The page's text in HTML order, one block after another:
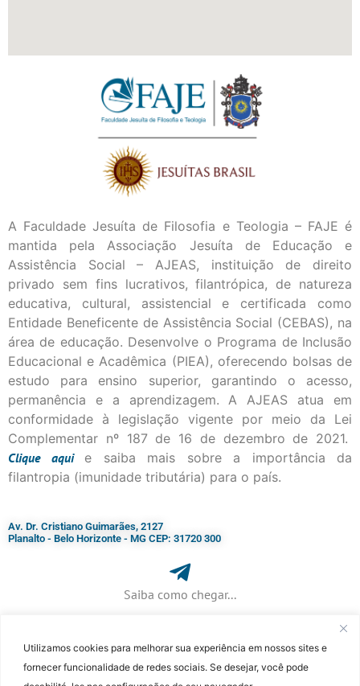
Utilizamos cookies para melhorar sua experiência em nossos sites e
fornecer funcionalidade de redes sociais. Se desejar, você pode
A Faculdade Jesuíta de Filosofia e Teologia – FAJE é
mantida pela Associação Jesuíta de Educação e
Assistência Social – AJEAS, instituição de direito
privado sem fins lucrativos, filantrópica, de natureza
educativa, cultural, assistencial e certificada como
Entidade Beneficente de Assistência Social (CEBAS), na
área de educação. Desenvolve o Programa de Inclusão
Educacional e Acadêmica (PIEA), oferecendo bolsas de
estudo para ensino superior, garantindo o acesso,
permanência e a aprendizagem. A AJEAS atua em
conformidade à legislação vigente por meio da Lei
Complementar nº 187 de 16 de dezembro de 2021.
Cliqueaqui
e saiba mais sobre a importância da
filantropia (imunidade tributária) para o país.
Av. Dr. Cristiano Guimarães, 2127
Planalto - Belo Horizonte - MG CEP: 31720 300
Saiba como chegar...
+ 55 (31) 3115-7000​